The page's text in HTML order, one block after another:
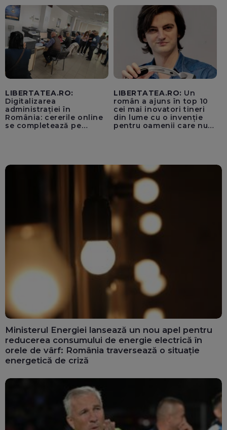
pentru instaurarea
„cenzurii” pe platforma X
LIBERTATEA.RO:
Digitalizarea
administrației în
România: cererile online
se completează pe
LIBERTATEA.RO: Un
român a ajuns în top 10
cei mai inovatori tineri
din lume cu o invenție
pentru oamenii care nu
Ministerul Energiei lansează un nou apel pentru
reducerea consumului de energie electrică în
orele de vârf: România traversează o situație
energetică de criză